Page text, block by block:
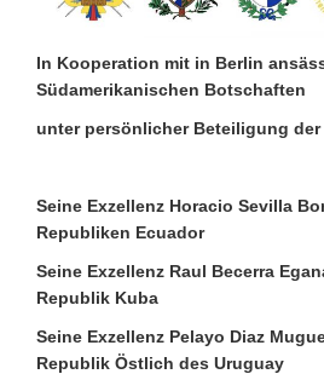
In Kooperation mit in Berlin
Südamerikanischen Botschaften
unter persönlicher Beteiligung
Seine Exzellenz Horacio Sevilla
Republiken Ecuador
Seine Exzellenz Raul Becerra
Republik Kuba
Seine Exzellenz Pelayo Diaz
Republik Östlich des Uruguay